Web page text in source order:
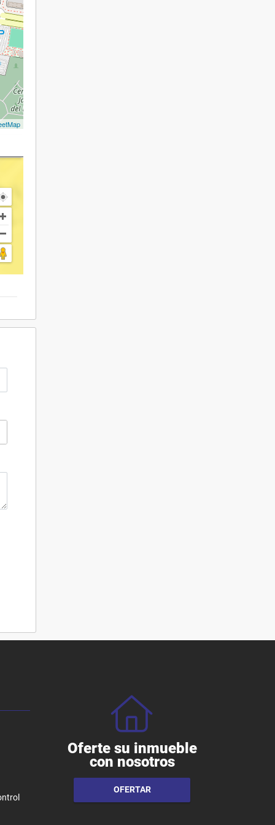
Oferte su inmueble
con nosotros
OFERTAR